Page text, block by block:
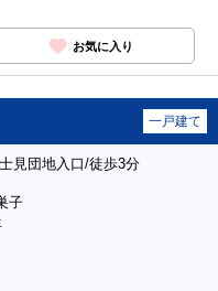
お気に入り
一戸建て
見団地入口/徒歩3分
子